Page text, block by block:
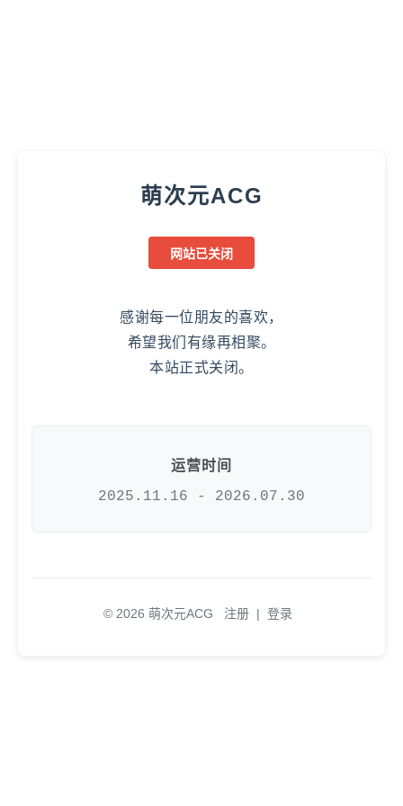
萌次元ACG
网站已关闭
感谢每一位朋友的喜欢，
希望我们有缘再相聚。
本站正式关闭。
运营时间
2025.11.16 - 2026.07.30
© 2026 萌次元ACG 注册 | 登录